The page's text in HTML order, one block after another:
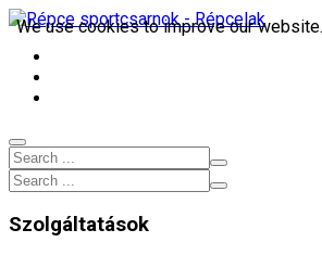
Szolgáltatások
We use cookies to improve our